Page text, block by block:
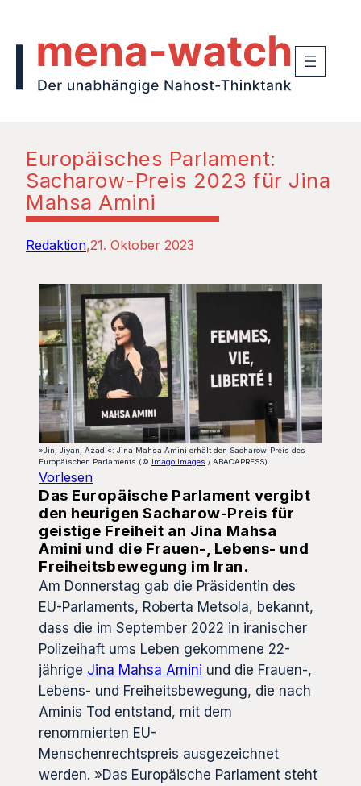
Europäisches Parlament:
Sacharow-Preis 2023 für Jina
Mahsa Amini
Redaktion 21. Oktober 2023
»Jin, Jiyan, Azadi«: Jina Mahsa Amini erhält den Sacharow-Preis des
Europäischen Parlaments (© Imago Images / ABACAPRESS)
Vorlesen
Das Europäische Parlament vergibt
den heurigen Sacharow-Preis für
geistige Freiheit an Jina Mahsa
Amini und die Frauen-, Lebens- und
Freiheitsbewegung im Iran.
Am Donnerstag gab die Präsidentin des
EU-Parlaments, Roberta Metsola, bekannt,
dass die im September 2022 in iranischer
Polizeihaft ums Leben gekommene 22-
jährige Jina Mahsa Amini und die Frauen-,
Lebens- und Freiheitsbewegung, die nach
Aminis Tod entstand, mit dem
renommierten EU-
Menschenrechtspreis ausgezeichnet
werden. »Das Europäische Parlament steht